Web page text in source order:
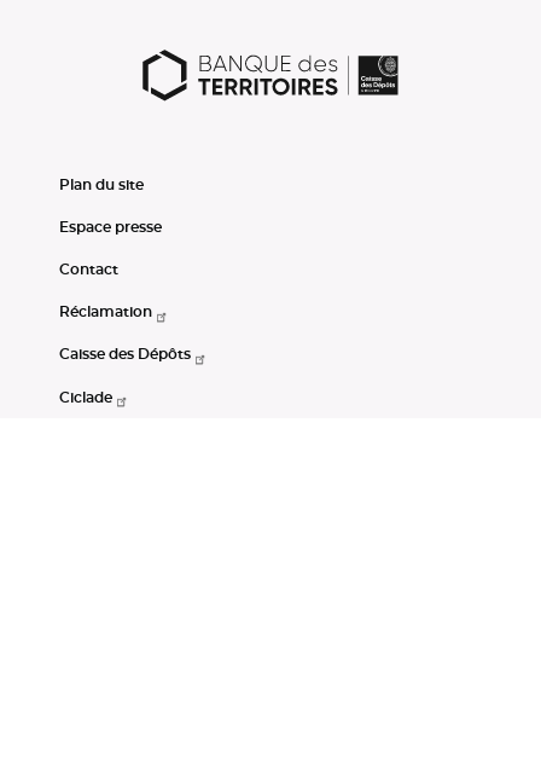
Plan du site
Espace presse
Contact
Réclamation
Caisse des Dépôts
Ciclade